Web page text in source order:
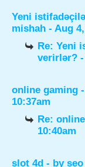
Yeni
mishah - Aug
Re: Yeni
verirlər?
online gaming
10:37am
Re:
10:40am
slot 4d - by seo